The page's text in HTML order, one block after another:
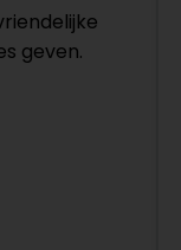
geven.